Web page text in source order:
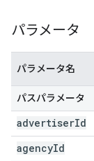
パラメータ
パラメータ名
パスパラメータ
advertiserId
agencyId